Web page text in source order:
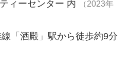
ィーセンター 内
（2023年
「酒殿」駅から徒歩約9分